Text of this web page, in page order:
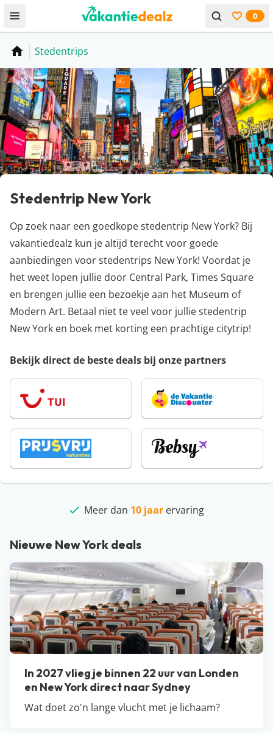
Open menu Bekijk
0
Home
Stedentrips
Stedentrip New York
Op zoek naar een goedkope stedentrip New York? Bij
vakantiedealz kun je altijd terecht voor goede
aanbiedingen voor stedentrips New York! Voordat je
het weet lopen jullie door Central Park, Times Square
en brengen jullie een bezoekje aan het Museum of
Modern Art. Betaal niet te veel voor jullie stedentrip
New York en boek met korting een prachtige citytrip!
Bekijk direct de beste deals bij onze partners
beste deals
Meer dan 10 jaarervaring
Klantbeoordeling4,9/5
Nieuwe New York deals
In 2027 vlieg je binnen 22 uur van Londen
en New York direct naar Sydney
Wat doet zo'n lange vlucht met je lichaam?